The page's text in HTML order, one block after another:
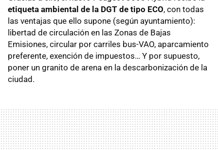
etiqueta ambiental de la DGT de tipo ECO, con todas
las ventajas que ello supone (según ayuntamiento):
libertad de circulación en las Zonas de Bajas
Emisiones, circular por carriles bus-VAO, aparcamiento
preferente, exención de impuestos… Y por supuesto,
poner un granito de arena en la descarbonización de la
ciudad.